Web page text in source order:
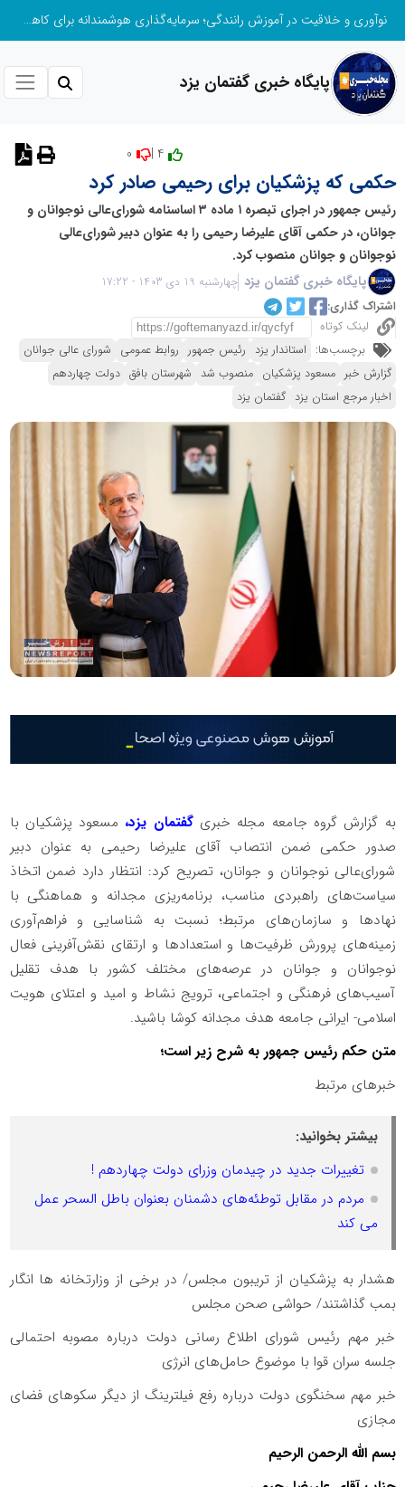
نوآوری و خلاقیت در آموزش رانندگی؛ سرمایه‌گذاری هوشمندانه برای کاهش آسیب‌های اجتماعی و ارتقای ایمنی جامعه
پایگاه خبری گفتمان یزد
حکمی که پزشکیان برای رحیمی صادر کرد
رئیس جمهور در اجرای تبصره ۱ ماده ۳ اساسنامه شورای‌عالی نوجوانان و
جوانان، در حکمی آقای علیرضا رحیمی را به عنوان دبیر شورای‌عالی
نوجوانان و جوانان منصوب کرد.
پایگاه خبری گفتمان یزد چهارشنبه 19 دی 1403 - 17:22
اشتراک گذاری:
لینک کوتاه
برچسب‌ها: استاندار یزد رئیس جمهور روابط عمومی شورای عالی جوانان
گزارش خبر مسعود پزشکیان منصوب شد شهرستان بافق دولت چهاردهم
اخبار مرجع استان یزد گفتمان یزد
به گزارش گروه جامعه مجله خبریگفتمان یزد، مسعود پزشکیان با
صدور حکمی ضمن انتصاب آقای علیرضا رحیمی به عنوان دبیر
شورای‌عالی نوجوانان و جوانان، تصریح کرد: انتظار دارد ضمن اتخاذ
سیاست‌های راهبردی مناسب، برنامه‌ریزی مجدانه و هماهنگی با
نهادها و سازمان‌های مرتبط؛ نسبت به شناسایی و فراهم‌آوری
زمینه‌های پرورش ظرفیت‌ها و استعدادها و ارتقای نقش‌آفرینی فعال
نوجوانان و جوانان در عرصه‌های مختلف کشور با هدف تقلیل
آسیب‌های فرهنگی و اجتماعی، ترویج نشاط و امید و اعتلای هویت
اسلامی- ایرانی جامعه هدف مجدانه کوشا باشید.
متن حکم رئیس جمهور به شرح زیر است؛
خبرهای مرتبط
بیشتر بخوانید:
تغییرات جدید در چیدمان وزرای دولت چهاردهم !
مردم در مقابل توطئه‌های دشمنان بعنوان باطل السحر عمل
می کند
هشدار به پزشکیان از تریبون مجلس/ در برخی از وزارتخانه‌ ها انگار
بمب گذاشتند/ حواشی صحن مجلس
خبر مهم رئیس شورای اطلاع رسانی دولت درباره مصوبه احتمالی
جلسه سران قوا با موضوع حامل‌های انرژی
خبر مهم سخنگوی دولت درباره رفع فیلترینگ از دیگر سکوهای فضای
مجازی
بسم الله الرحمن الرحیم